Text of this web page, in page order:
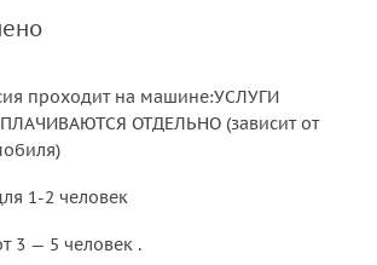
проходит на машине:УСЛУГИ
ОТДЕЛЬНО (зависит от
1-2 человек
3 — 5 человек .